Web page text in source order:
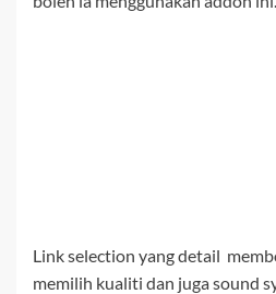
Link selection yang detail
memilih kualiti dan juga sound